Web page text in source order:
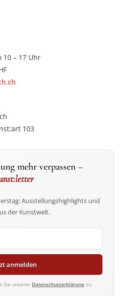
10 – 17 Uhr
103
mehr verpassen –
Ausstellungshighlights und
der Kunstwelt.
anmelden
Sie unserer Datenschutzerklärung zu.